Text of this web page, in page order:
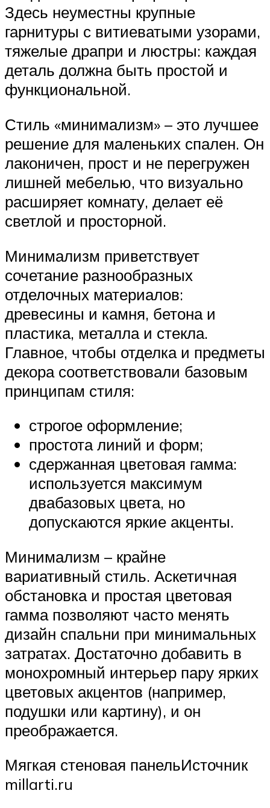
Здесь неуместны крупные
гарнитуры с витиеватыми узорами,
тяжелые драпри и люстры: каждая
деталь должна быть простой и
функциональной.
Стиль «минимализм» – это лучшее
решение для маленьких спален. Он
лаконичен, прост и не перегружен
лишней мебелью, что визуально
расширяет комнату, делает её
светлой и просторной.
Минимализм приветствует
сочетание разнообразных
отделочных материалов:
древесины и камня, бетона и
пластика, металла и стекла.
Главное, чтобы отделка и предметы
декора соответствовали базовым
принципам стиля:
строгое оформление;
простота линий и форм;
сдержанная цветовая гамма:
используется максимум
двабазовых цвета, но
допускаются яркие акценты.
Минимализм – крайне
вариативный стиль. Аскетичная
обстановка и простая цветовая
гамма позволяют часто менять
дизайн спальни при минимальных
затратах. Достаточно добавить в
монохромный интерьер пару ярких
цветовых акцентов (например,
подушки или картину), и он
преображается.
Мягкая стеновая панельИсточник
millarti.ru